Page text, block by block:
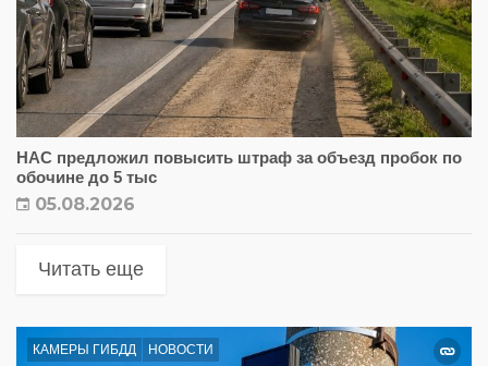
НАС предложил повысить штраф за объезд пробок по
обочине до 5 тыс
05.08.2026
Читать еще
КАМЕРЫ ГИБДД НОВОСТИ